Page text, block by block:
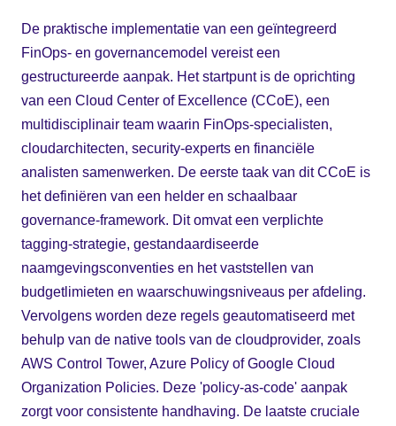
De praktische implementatie van een geïntegreerd
FinOps- en governancemodel vereist een
gestructureerde aanpak. Het startpunt is de oprichting
van een Cloud Center of Excellence (CCoE), een
multidisciplinair team waarin FinOps-specialisten,
cloudarchitecten, security-experts en financiële
analisten samenwerken. De eerste taak van dit CCoE is
het definiëren van een helder en schaalbaar
governance-framework. Dit omvat een verplichte
tagging-strategie, gestandaardiseerde
naamgevingsconventies en het vaststellen van
budgetlimieten en waarschuwingsniveaus per afdeling.
Vervolgens worden deze regels geautomatiseerd met
behulp van de native tools van de cloudprovider, zoals
AWS Control Tower, Azure Policy of Google Cloud
Organization Policies. Deze 'policy-as-code' aanpak
zorgt voor consistente handhaving. De laatste cruciale